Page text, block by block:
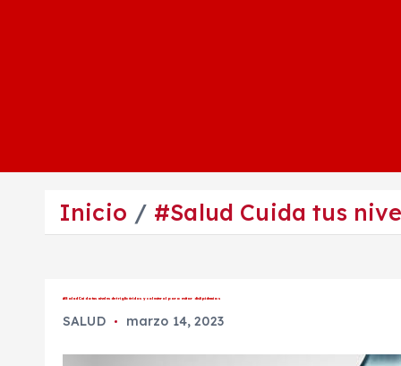
Inicio #Salud Cuida tus
#Salud Cuida tus niveles de triglicéridos y colesterol para evitar dislipidemias
SALUD marzo 14, 2023